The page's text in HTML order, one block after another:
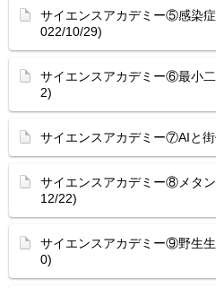
サイエンスアカデミー⑤感染
022/10/29)
サイエンスアカデミー⑥最小
2)
サイエンスアカデミー⑦AIと
サイエンスアカデミー⑧メタ
12/22)
サイエンスアカデミー⑨野生
0)